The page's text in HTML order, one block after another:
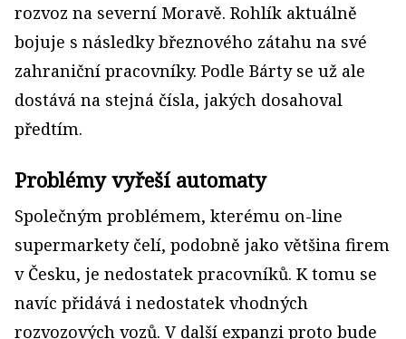
rozvoz na severní Moravě. Rohlík aktuálně
bojuje s následky březnového zátahu na své
zahraniční pracovníky. Podle Bárty se už ale
dostává na stejná čísla, jakých dosahoval
předtím.
Problémy vyřeší automaty
Společným problémem, kterému on-line
supermarkety čelí, podobně jako většina firem
v Česku, je nedostatek pracovníků. K tomu se
navíc přidává i nedostatek vhodných
rozvozových vozů. V další expanzi proto bude